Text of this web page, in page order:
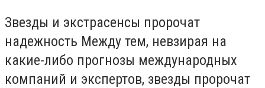
Звезды и экстрасенсы пророчат
надежность Между тем, невзирая на
какие-либо прогнозы международных
компаний и экспертов, звезды пророчат